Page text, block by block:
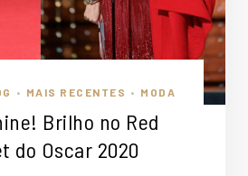
• MAIS RECENTES • MODA
Brilho no Red
do Oscar 2020